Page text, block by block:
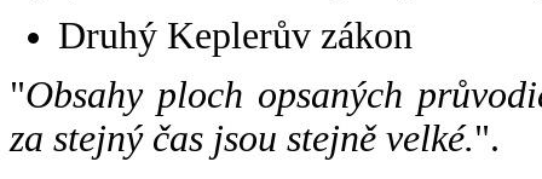
Druhý Keplerův zákon
"Obsahy ploch opsaných
za stejný čas jsou stejně velké.".